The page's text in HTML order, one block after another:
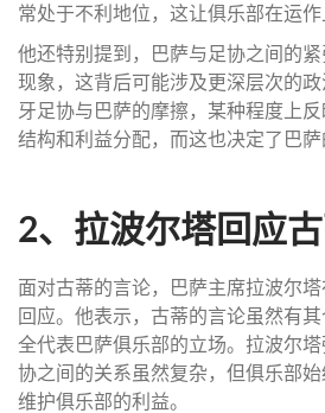
常处于不利地位，这让俱乐部在运作
他还特别提到，巴萨与足协之间的
现象，这背后可能涉及更深层次的
牙足协与巴萨的摩擦，某种程度上
结构和利益分配，而这也决定了巴萨
2、拉波尔塔回应
面对古蒂的言论，巴萨主席拉波尔
回应。他表示，古蒂的言论虽然有
全代表巴萨俱乐部的立场。拉波尔
协之间的关系虽然复杂，但俱乐部
维护俱乐部的利益。